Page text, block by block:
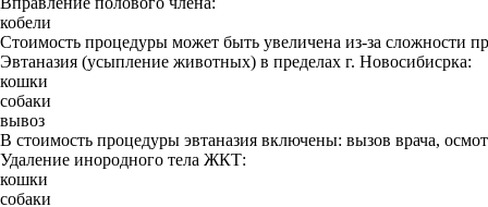
кобели
Стоимость процедуры может быть увеличена из-за сложности
Эвтаназия (усыпление животных) в пределах г. Новосибисрка:
кошки
собаки
вывоз
В стоимость процедуры эвтаназия включены: вызов врача,
Удаление инородного тела ЖКТ:
кошки
собаки